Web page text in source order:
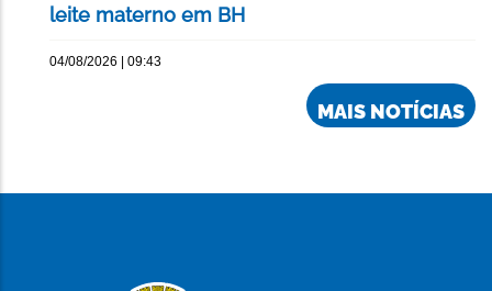
leite materno em BH
04/08/2026 | 09:43
MAIS NOTÍCIAS